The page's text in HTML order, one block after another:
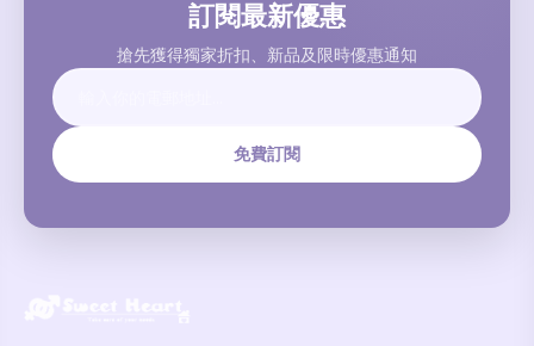
訂閱最新優惠
搶先獲得獨家折扣、新品及限時優惠通知
免費訂閱